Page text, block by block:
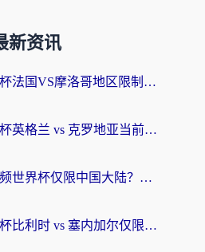
新资讯
在国外看世界杯法国VS摩洛哥地区限制？这篇指南让你流畅看中文解说无压力
在国外看世界杯英格兰 vs 克罗地亚当前地区不可播放？这篇指南帮你搞定所有海外观赛难题
在海外看央视频世界杯仅限中国大陆？这篇指南帮你解锁中文解说+无卡顿直播
在海外看世界杯比利时 vs 塞内加尔仅限中国大陆？我找到了最流畅的中文解说之路